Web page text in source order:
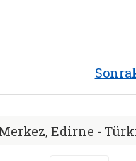
Edirne -